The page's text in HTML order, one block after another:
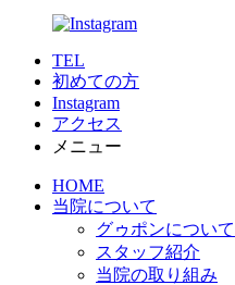
TEL
初めての方
Instagram
アクセス
メニュー
HOME
当院について
グゥポンについて
スタッフ紹介
当院の取り組み